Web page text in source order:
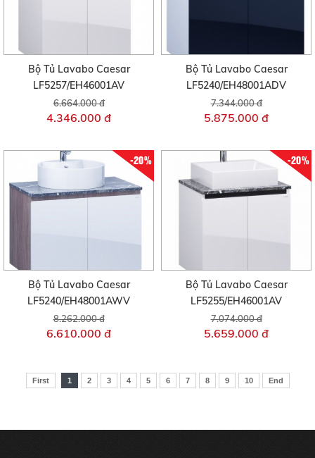
Bộ Tủ Lavabo Caesar
LF5257/EH46001AV
6.664.000 đ
4.346.000 đ
Bộ Tủ Lavabo Caesar
LF5240/EH48001ADV
7.344.000 đ
5.875.000 đ
-20%
Bộ Tủ Lavabo Caesar
LF5240/EH48001AWV
8.262.000 đ
6.610.000 đ
-20%
Bộ Tủ Lavabo Caesar
LF5255/EH46001AV
7.074.000 đ
5.659.000 đ
First 1 2 3 4 5 6 7 8 9 10 End